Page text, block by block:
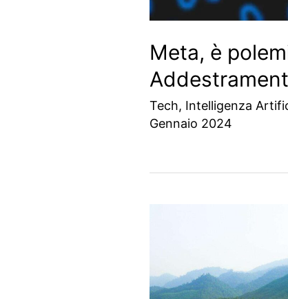
Meta, è
Tech, Intelligenza
Gennaio 2024